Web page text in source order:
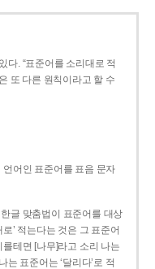
다. “표준어를 소리대로 적
또 다른 원칙이라고 할 수
어인 표준어를 표음 문자
글 맞춤법이 표준어를 대상
’ 적는다는 것은 그 표준어
테면 [나무]라고 소리 나는
는 표준어는 ‘달리다’로 적